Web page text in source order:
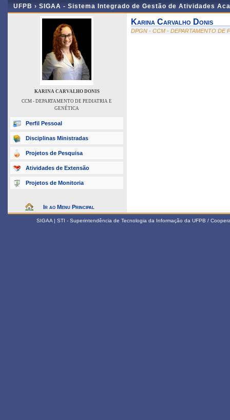
UFPB › SIGAA - Sistema Integrado de Gestão de Atividades
KARINA CARVALHO DONIS
CCM - DEPARTAMENTO DE PEDIATRIA E
GENÉTICA
Perfil Pessoal
Disciplinas Ministradas
Projetos de Pesquisa
Atividades de Extensão
Projetos de Monitoria
Ir ao Menu Principal
Karina Carvalho Donis
DPGN - CCM - DEPARTAMENTO DE
SIGAA | STI - Superintendência de Tecnologia da Informação da UFPB /